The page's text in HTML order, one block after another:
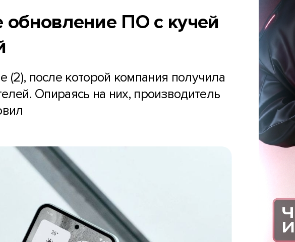
обновление ПО с кучей
после которой компания получила
Опираясь на них, производитель